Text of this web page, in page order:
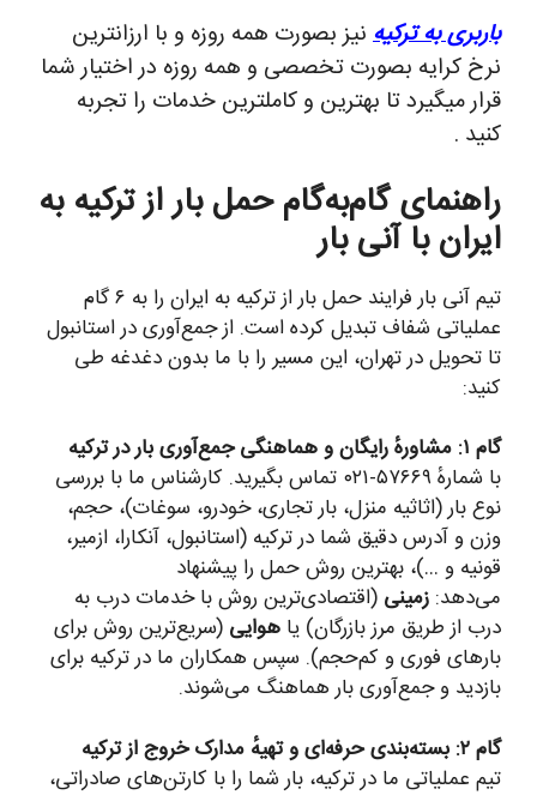
به ترکیهنیز بصورت همه روزه و با ارزانترین
کرایه بصورت تخصصی و همه روزه در اختیار شما
میگیرد تا بهترین و کاملترین خدمات را تجربه
.
گام‌به‌گام حمل بار از ترکیه به
با آنی بار
تیم آنی بار فرایند حمل بار از ترکیه به ایران را به ۶ گام
شفاف تبدیل کرده است. از جمع‌آوری در استانبول
تحویل در تهران، این مسیر را با ما بدون دغدغه طی
با شمارهٔ ۵۷۶۶۹-۰۲۱ تماس بگیرید. کارشناس ما با بررسی
بار (اثاثیه منزل، بار تجاری، خودرو، سوغات)، حجم،
و آدرس دقیق شما در ترکیه (استانبول، آنکارا، ازمیر،
و …)، بهترین روش حمل را پیشنهاد
زمینی(اقتصادی‌ترین روش با خدمات درب به
از طریق مرز بازرگان) یاهوایی(سریع‌ترین روش برای
فوری و کم‌حجم). سپس همکاران ما در ترکیه برای
و جمع‌آوری بار هماهنگ می‌شوند.
عملیاتی ما در ترکیه، بار شما را با کارتن‌های صادراتی،